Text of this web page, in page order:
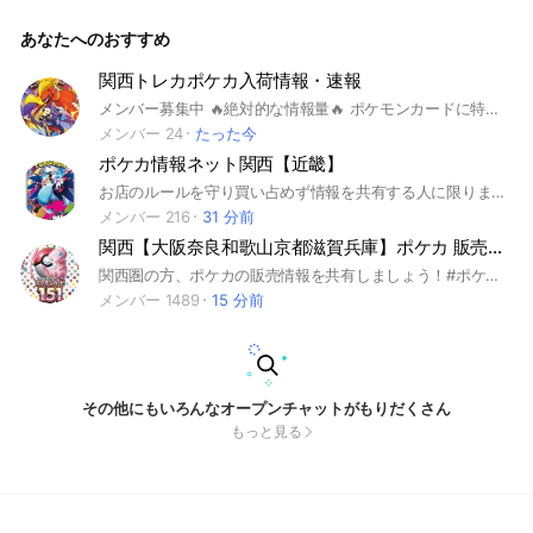
玉 #神奈川 #千葉 #茨城 #栃木 #群馬
あなたへのおすすめ
関西トレカポケカ入荷情報・速報
メンバー募集中 🔥絶対的な情報量🔥 ポケモンカードに特化した入荷情報を共有しています。 カドショ、家電量販店の再販情報、予約情報を流していきます🔥 #ポケモンカード #ポケカ #兵庫 #大阪 #京都#関西 #入荷情報 #セブン #ローソン #ファミマ #ヨドバシ梅田 #ヨドバシ
メンバー 24
たった今
ポケカ情報ネット関西【近畿】
お店のルールを守り買い占めず情報を共有する人に限ります。
メンバー 216
31 分前
関西【大阪奈良和歌山京都滋賀兵庫】ポケカ 販売・予約・雑談⭐️
関西圏の方、ポケカの販売情報を共有しましょう！#ポケカ #ポケモンカード #TCG #ポケセン #151
メンバー 1489
15 分前
その他にもいろんなオープンチャットがもりだくさん
もっと見る